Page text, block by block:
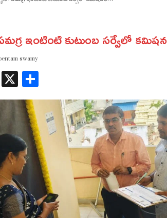
ఇంటింటి కుటుంబ సర్వేలో
swamy
Telegram
X